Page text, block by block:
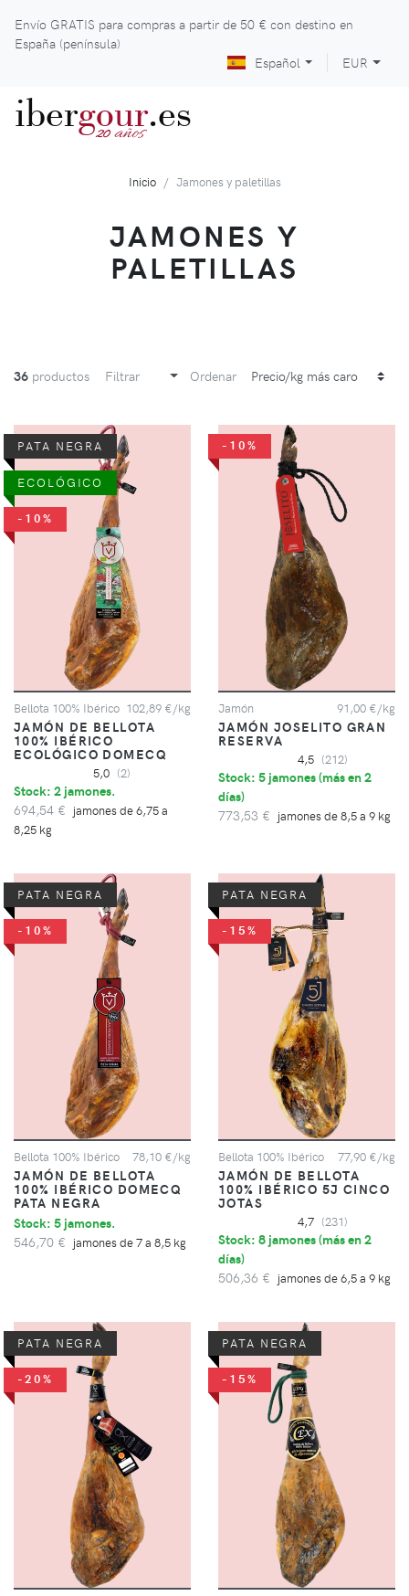
Envío GRATIS para compras a partir de 50 € con destino en
España (península)
Español
EUR
ibergour
20 años .es
Inicio Jamones y paletillas
JAMONES Y
PALETILLAS
36 productos Filtrar Ordenar
PATA NEGRA
ECOLÓGICO
-10%
Bellota 100% Ibérico 102,89 €/kg
JAMÓN DE BELLOTA
100% IBÉRICO
ECOLÓGICO DOMECQ
5,0 (2)
Stock: 2 jamones.
694,54 € jamones de 6,75 a
8,25 kg
-10%
Jamón 91,00 €/kg
JAMÓN JOSELITO GRAN
RESERVA
4,5 (212)
Stock: 5 jamones (más en 2
días)
773,53 € jamones de 8,5 a 9 kg
PATA NEGRA
-10%
Bellota 100% Ibérico 78,10 €/kg
JAMÓN DE BELLOTA
100% IBÉRICO DOMECQ
PATA NEGRA
Stock: 5 jamones.
546,70 € jamones de 7 a 8,5 kg
PATA NEGRA
-15%
Bellota 100% Ibérico 77,90 €/kg
JAMÓN DE BELLOTA
100% IBÉRICO 5J CINCO
JOTAS
4,7 (231)
Stock: 8 jamones (más en 2
días)
506,36 € jamones de 6,5 a 9 kg
PATA NEGRA
-20%
PATA NEGRA
-15%